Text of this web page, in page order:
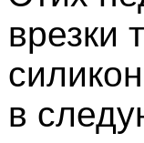
врезки
в